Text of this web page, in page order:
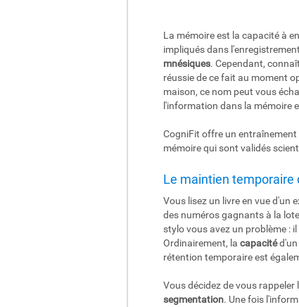
La mémoire est la capacité à
impliqués dans
mnésiques. Cependant,
réussie de ce fait au moment
maison, ce nom peut vous
l'information dans la mémoire
CogniFit offre un entraînement
mémoire qui sont validés
Le maintien temporaire
Vous lisez un livre en vue d'un
des numéros gagnants à la
stylo vous avez un problème :
Ordinairement, la capacitéd'un
rétention temporaire est
Vous décidez de vous
segmentation. Une fois